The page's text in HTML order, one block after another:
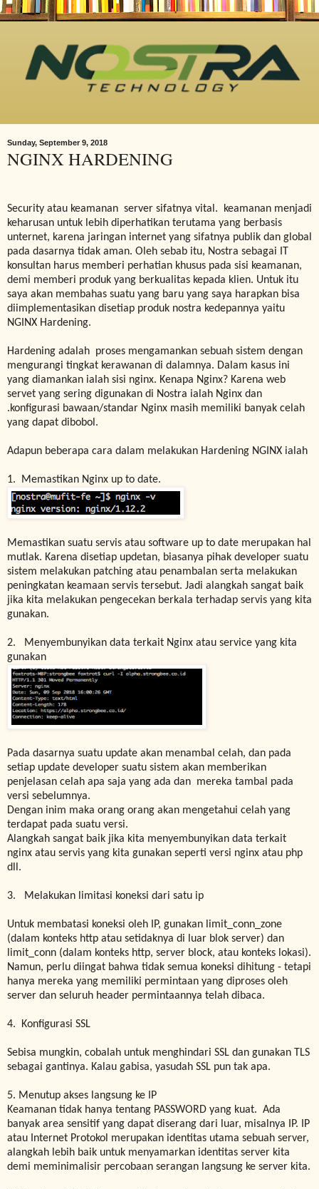
Sunday, September 9, 2018
NGINX HARDENING
Security atau keamanan server sifatnya vital.
keamanan menjadi
keharusan untuk lebih diperhatikan terutama yang berbasis
unternet, karena jaringan internet yang sifatnya publik dan global
pada dasarnya tidak aman. Oleh sebab itu, Nostra sebagai IT
konsultan harus memberi perhatian khusus pada sisi keamanan,
demi memberi produk yang berkualitas kepada klien. Untuk itu
saya akan membahas suatu yang baru yang saya harapkan bisa
diimplementasikan disetiap produk nostra kedepannya yaitu
NGINX Hardening.
Hardening adalah proses mengamankan sebuah sistem dengan
mengurangi tingkat kerawanan di dalamnya. Dalam kasus ini
yang diamankan ialah sisi nginx. Kenapa Nginx? Karena web
servet yang sering digunakan di Nostra ialah Nginx dan
.konfigurasi bawaan/standar Nginx masih memiliki banyak celah
yang dapat dibobol.
Adapun beberapa cara dalam melakukan Hardening NGINX ialah
1. Memastikan Nginx up to date.
Memastikan suatu servis atau software up to date merupakan hal
mutlak. Karena disetiap updetan, biasanya pihak developer suatu
sistem melakukan patching atau penambalan serta melakukan
peningkatan keamaan servis tersebut. Jadi alangkah sangat baik
jika kita melakukan pengecekan berkala terhadap servis yang kita
gunakan.
2. Menyembunyikan data terkait Nginx atau service yang kita
gunakan
Pada dasarnya suatu update akan menambal celah, dan pada
setiap update developer suatu sistem akan memberikan
penjelasan celah apa saja yang ada dan mereka tambal pada
versi sebelumnya.
Dengan inim maka orang orang akan mengetahui celah yang
terdapat pada suatu versi.
Alangkah sangat baik jika kita menyembunyikan data terkait
nginx atau servis yang kita gunakan seperti versi nginx atau php
dll.
3. Melakukan limitasi koneksi dari satu ip
Untuk membatasi koneksi oleh IP, gunakan limit_conn_zone
(dalam konteks http atau setidaknya di luar blok server) dan
limit_conn (dalam konteks http, server block, atau konteks lokasi).
Namun, perlu diingat bahwa tidak semua koneksi dihitung - tetapi
hanya mereka yang memiliki permintaan yang diproses oleh
server dan seluruh header permintaannya telah dibaca.
4. Konfigurasi SSL
Sebisa mungkin, cobalah untuk menghindari SSL dan gunakan TLS
sebagai gantinya. Kalau gabisa, yasudah SSL pun tak apa.
5. Menutup akses langsung ke IP
Keamanan tidak hanya tentang PASSWORD yang kuat. Ada
banyak area sensitif yang dapat diserang dari luar, misalnya IP. IP
atau Internet Protokol merupakan identitas utama sebuah server,
alangkah lebih baik untuk menyamarkan identitas server kita
demi meminimalisir percobaan serangan langsung ke server kita.